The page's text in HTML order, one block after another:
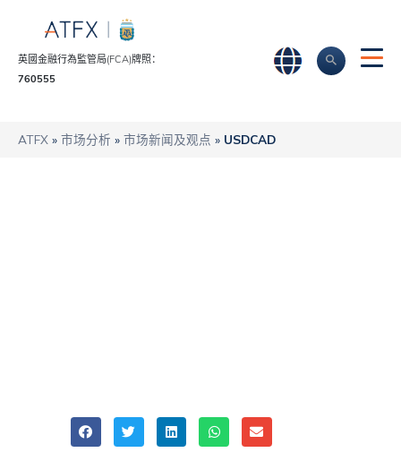
英國金融行為監管局(FCA)牌照：
760555
ATFX » 市场分析 » 市场新闻及观点 » USDCAD